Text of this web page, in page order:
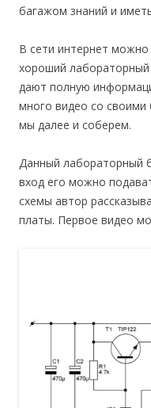
багажом знаний и
В сети интернет
хороший лабораторный
дают полную
много видео со своими
мы далее и соберем.
Данный лабораторный
вход его можно
схемы автор
платы. Первое видео